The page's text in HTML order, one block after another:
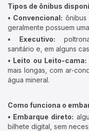
Tipos de ônibus
• Convencional:
geralmente possuem
• Executivo:
sanitário e, em alguns
• Leito ou Leito-cama:
mais longas, com ar-
água mineral.
Como funciona o
• Embarque direto:
bilhete digital, sem